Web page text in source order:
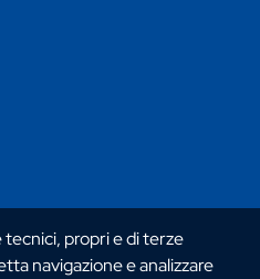
propri e di terze
navigazione e analizzare